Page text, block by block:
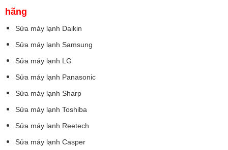
hãng
Sửa máy lạnh Daikin
Sửa máy lạnh Samsung
Sửa máy lạnh LG
Sửa máy lạnh Panasonic
Sửa máy lạnh Sharp
Sửa máy lạnh Toshiba
Sửa máy lạnh Reetech
Sửa máy lạnh Casper